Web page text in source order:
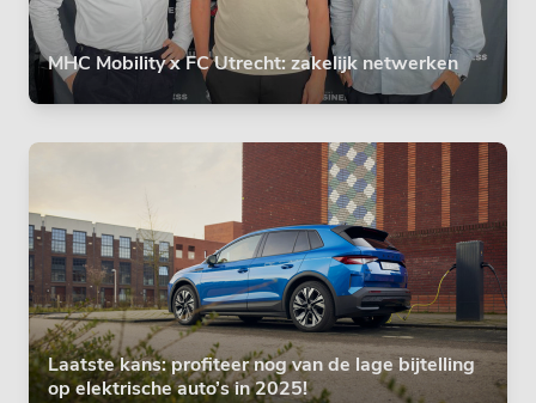
MHC Mobility x FC Utrecht: zakelijk netwerken
Laatste kans: profiteer nog van de lage bijtelling
op elektrische auto’s in 2025!